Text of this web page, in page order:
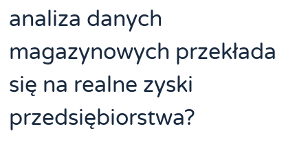
analiza danych
magazynowych przekłada
się na realne zyski
przedsiębiorstwa?